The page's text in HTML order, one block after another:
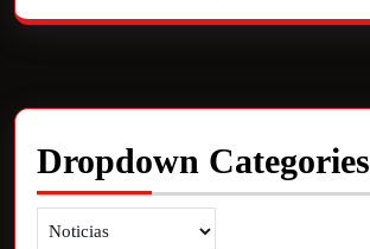
Dropdown Categories